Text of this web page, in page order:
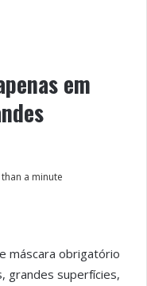
em
than a minute
máscara obrigatório
grandes superfícies,